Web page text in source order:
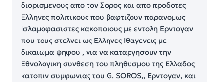
διορισμενους απο τον Σορος και απο προδοτες
Ελληνες πολιτικους που βαφτιζουν παρανομως
Ισλαμοφασιστες κακοποιους με εντολη Ερντογαν
που τους στελνει ως Ελληνες Ιθαγενεις με
δικαιωμα ψηφου , για να καταργησουν την
Εθνολογικη συνθεση του πληθυσμου της Ελλαδος
κατοπιν συμφωνιας του G. SOROS,, Ερντογαν, και